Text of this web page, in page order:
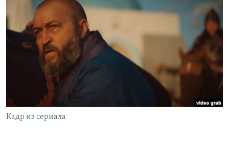
СИБИРЬ.РЕАЛИИ
РАСПИСАНИЕ ВЕЩАНИЯ
ПОДПИШИТЕСЬ НА РАССЫЛКУ
СОЦИАЛЬНЫЕ СЕТИ
Кадр из сериала